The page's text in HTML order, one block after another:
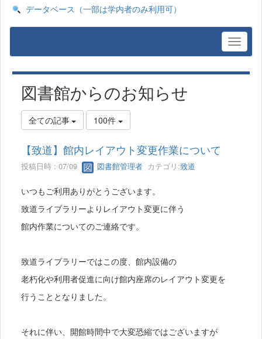
データベース（一部は学内者のみ利用可）
図書館からのお知らせ
全ての記事 100件
【致道】館内レイアウト変更作業について
投稿日時 : 07/09 図書館管理者 カテゴリ:致道
いつもご利用ありがとうございます。
致道ライブラリーよりレイアウト変更に伴う
館内作業についてのご連絡です。
致道ライブラリーではこの度、館内設備の
老朽化や利用者促進に向け館内座席のレイアウト変更を
行うこととなりました。
それに伴い、開館時間中で大変恐縮ではございますが